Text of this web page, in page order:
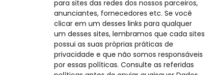
para sites das redes dos nossos parceiros,
anunciantes, fornecedores etc. Se você
clicar em um desses links para qualquer
um desses sites, lembramos que cada sites
possui as suas próprias práticas de
privacidade e que não somos responsáveis
por essas políticas. Consulte as referidas